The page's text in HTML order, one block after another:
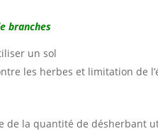
branches
un sol
les herbes et limitation de
de la quantité de désherbant